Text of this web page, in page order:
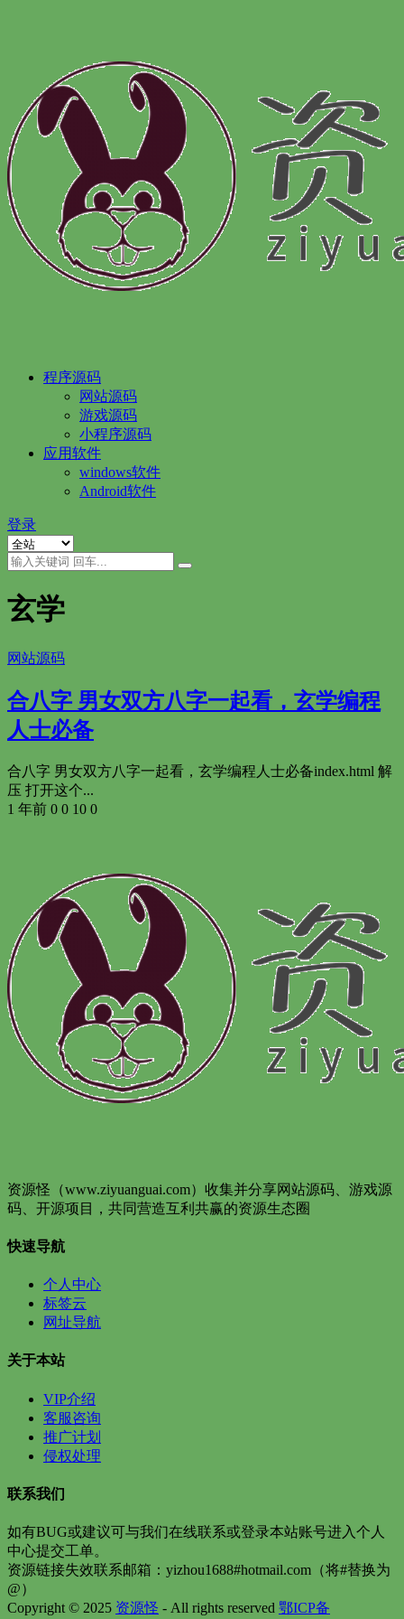
程序源码
网站源码
游戏源码
小程序源码
应用软件
windows软件
Android软件
登录
玄学
网站源码
合八字 男女双方八字一起看，玄学编程
人士必备
合八字 男女双方八字一起看，玄学编程人士必备index.html 解
压 打开这个...
1 年前 0 0 10 0
资源怪（www.ziyuanguai.com）收集并分享网站源码、游戏源
码、开源项目，共同营造互利共赢的资源生态圈
快速导航
个人中心
标签云
网址导航
关于本站
VIP介绍
客服咨询
推广计划
侵权处理
联系我们
如有BUG或建议可与我们在线联系或登录本站账号进入个人
中心提交工单。
资源链接失效联系邮箱：yizhou1688#hotmail.com（将#替换为
@）
Copyright © 2025 资源怪 - All rights reserved 鄂ICP备